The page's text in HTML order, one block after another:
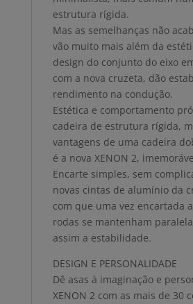
estrutura rígida.
Mas as semelhanças não
vão muito mais além da
design do conjunto do eixo
com a nova cruzeta, dão
rendimento na condução.
Estética e comportamento
cadeira de estrutura rígida,
vantagens de uma cadeira
é a nova XENON 2,
Encarte simples, sem
novas cintas de alumínio da
com que uma vez encartada
rodas se mantenham
assim a estabilidade.
DESIGN E PERSONALIDADE
Dê asas à imaginação e
XENON 2 com as mais de 30